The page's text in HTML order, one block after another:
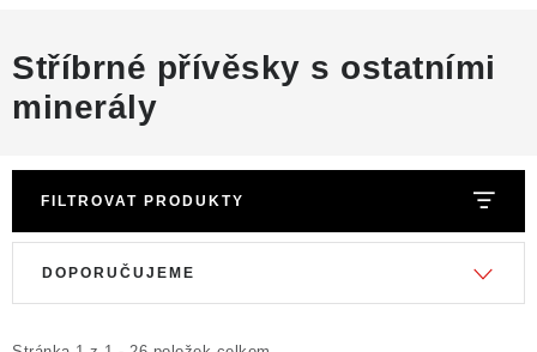
BROUŠENÉ
SLEVY
ÚČINKY
Stříbrné přívěsky s ostatními
minerály
FILTROVAT PRODUKTY
DOPORUČUJEME